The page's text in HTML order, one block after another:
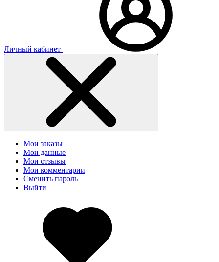
Личный кабинет
Мои заказы
Мои данные
Мои отзывы
Мои комментарии
Сменить пароль
Выйти